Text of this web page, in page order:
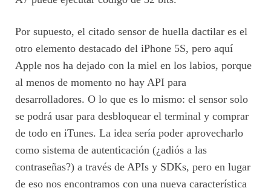
Por supuesto, el citado sensor de huella dactilar es el
otro elemento destacado del iPhone 5S, pero aquí
Apple nos ha dejado con la miel en los labios, porque
al menos de momento no hay API para
desarrolladores. O lo que es lo mismo: el sensor solo
se podrá usar para desbloquear el terminal y comprar
de todo en iTunes. La idea sería poder aprovecharlo
como sistema de autenticación (¿adiós a las
contraseñas?) a través de APIs y SDKs, pero en lugar
de eso nos encontramos con una nueva característica